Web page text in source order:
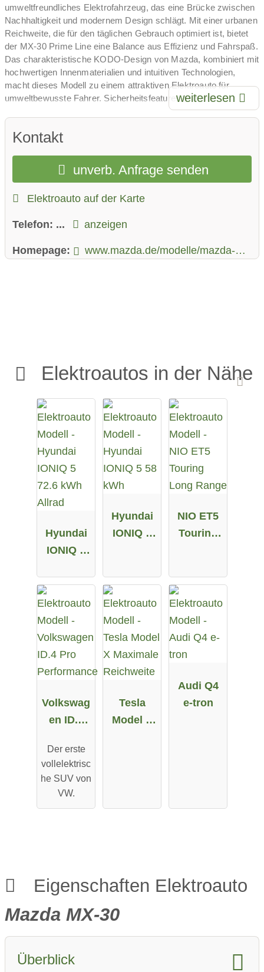
umweltfreundliches Elektrofahrzeug, das eine Brücke zwischen
Nachhaltigkeit und modernem Design schlägt. Mit einer urbanen
Reichweite, die für den täglichen Gebrauch optimiert ist, bietet
der MX-30 Prime Line eine Balance aus Effizienz und Fahrspaß.
Das charakteristische KODO-Design von Mazda, kombiniert mit
hochwertigen Innenmaterialien und intuitiven Technologien,
macht dieses Modell zu einem attraktiven Elektroauto für
umweltbewusste Fahrer. Sicherheitsfeatures und eine
umfassende Ausstattung verstärken den Anspruch des MX-30
dem MX-30 Prime Line beweist Mazda, dass Elektromobilität
weiterlesen
Kontakt
unverb. Anfrage senden
Elektroauto auf der Karte
Telefon: ... anzeigen
Homepage: www.mazda.de/modelle/mazda-mx-30/
Elektroautos in der Nähe
Hyundai
IONIQ 5
Allrad
Hyundai
IONIQ 5
NIO ET5
Touring
Volkswag
en ID.4
Performa
nce
Der erste
vollelektrisc
he SUV von
VW.
Tesla
Model X
Audi Q4
e-tron
Eigenschaften Elektroauto
Mazda MX-30
Überblick